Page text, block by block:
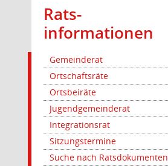
Rats­
informationen
Gemeinderat
Ortschaftsräte
Ortsbeiräte
Jugendgemeinderat
Integrationsrat
Sitzungstermine
Suche nach Ratsdokumenten